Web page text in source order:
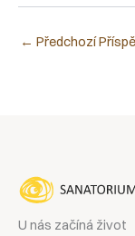
← Předchozí
U nás začíná život